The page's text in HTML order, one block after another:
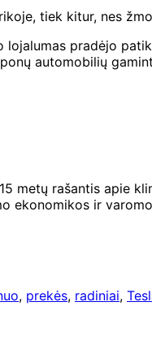
tiek kitur, nes
lojalumas pradėjo
automobilių
metų rašantis apie
ekonomikos ir
, prekės, radiniai,